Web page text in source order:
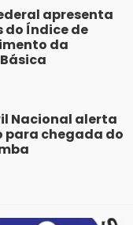
apresenta
Índice de
da
Nacional alerta
para chegada do